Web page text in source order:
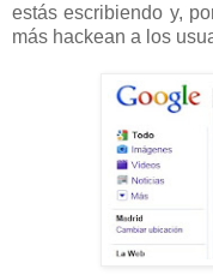
estás escribiendo y,
más hackean a los